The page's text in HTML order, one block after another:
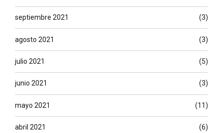
septiembre 2021 (3)
agosto 2021 (3)
julio 2021 (5)
junio 2021 (3)
mayo 2021 (11)
abril 2021 (6)